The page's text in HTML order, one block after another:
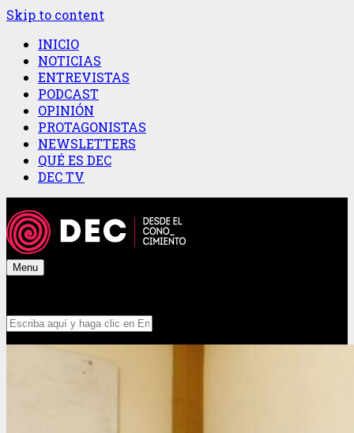
Skip to content
INICIO
NOTICIAS
ENTREVISTAS
PODCAST
OPINIÓN
PROTAGONISTAS
NEWSLETTERS
QUÉ ES DEC
DEC TV
Menu